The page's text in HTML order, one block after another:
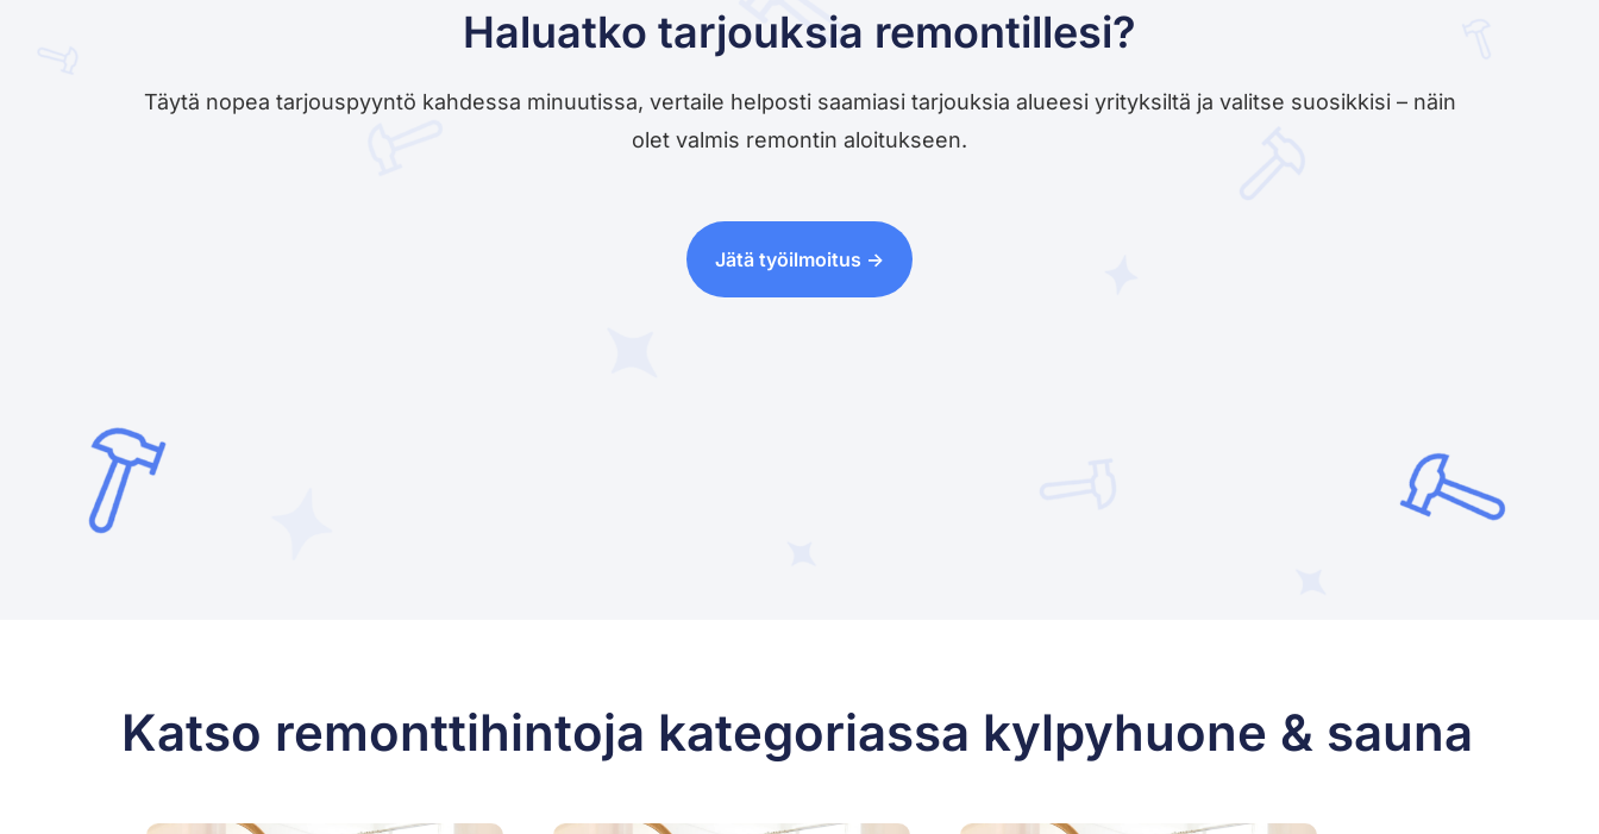
Haluatko tarjouksia remontillesi?
Täytä nopea tarjouspyyntö kahdessa minuutissa, vertaile helposti saamiasi tarjouksia alueesi yrityksiltä ja valitse suosikkisi – näin
olet valmis remontin aloitukseen.
Jätä työilmoitus ->
Katso remonttihintoja kategoriassa kylpyhuone & sauna